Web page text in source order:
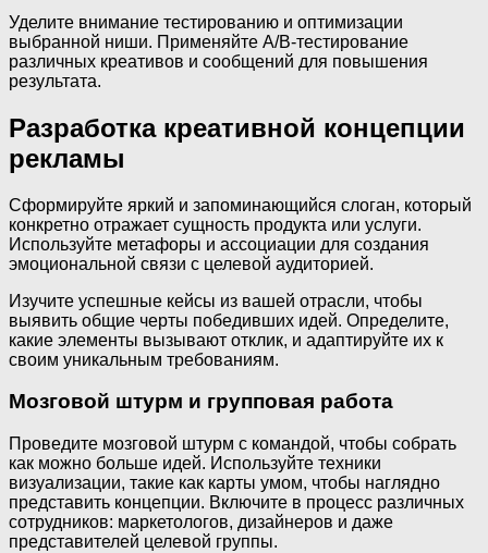
Уделите внимание тестированию и оптимизации
выбранной ниши. Применяйте A/B-тестирование
различных креативов и сообщений для повышения
результата.
Разработка креативной концепции
рекламы
Сформируйте яркий и запоминающийся слоган, который
конкретно отражает сущность продукта или услуги.
Используйте метафоры и ассоциации для создания
эмоциональной связи с целевой аудиторией.
Изучите успешные кейсы из вашей отрасли, чтобы
выявить общие черты победивших идей. Определите,
какие элементы вызывают отклик, и адаптируйте их к
своим уникальным требованиям.
Мозговой штурм и групповая работа
Проведите мозговой штурм с командой, чтобы собрать
как можно больше идей. Используйте техники
визуализации, такие как карты умом, чтобы наглядно
представить концепции. Включите в процесс различных
сотрудников: маркетологов, дизайнеров и даже
представителей целевой группы.